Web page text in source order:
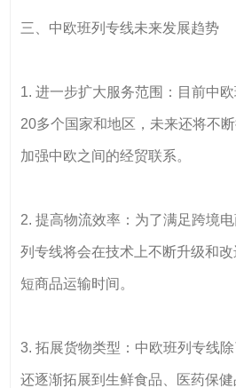
三、中欧班列专线未来发展趋势
1. 进一步扩大服务范围：目前中
20多个国家和地区，未来还将不
加强中欧之间的经贸联系。
2. 提高物流效率：为了满足跨境
列专线将会在技术上不断升级和
短商品运输时间。
3. 拓展货物类型：中欧班列专线
还逐渐拓展到生鲜食品、医药保